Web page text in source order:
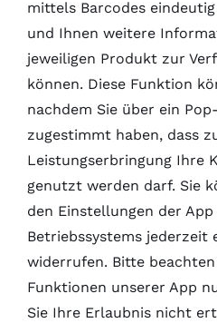
mittels Barcodes
und Ihnen weitere
jeweiligen Produkt zur
können. Diese Funktion
nachdem Sie über ein
zugestimmt haben, dass
Leistungserbringung Ihre
genutzt werden darf. Sie
den Einstellungen der
Betriebssystems jederzeit
widerrufen. Bitte
Funktionen unserer App
Sie Ihre Erlaubnis nicht